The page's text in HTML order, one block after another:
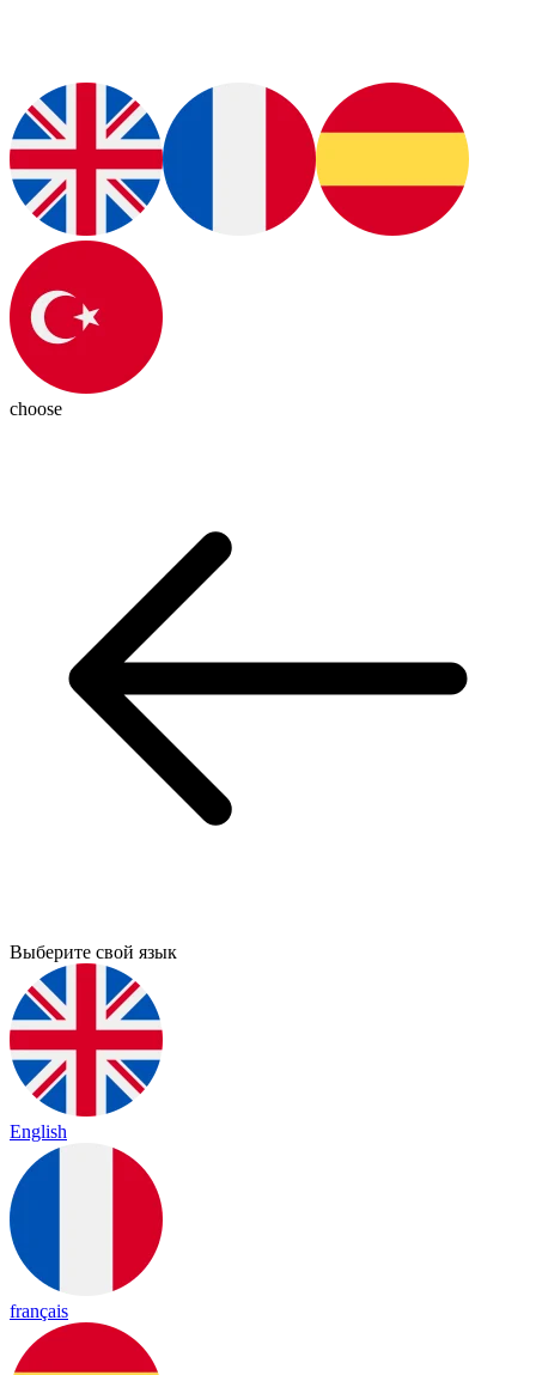
choose
Выберите свой язык
English
français